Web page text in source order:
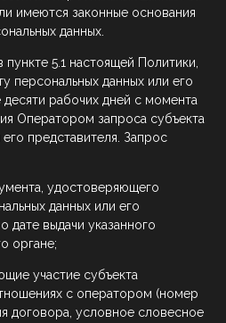
имеются законные основания
данных.
пункте 5.1 настоящей Политики,
персональных данных или его
рабочих дней с момента
Оператором запроса субъекта
представителя. Запрос
удостоверяющего
данных или его
дате выдачи указанного
органе;
участие субъекта
с оператором (номер
договора, условное словесное